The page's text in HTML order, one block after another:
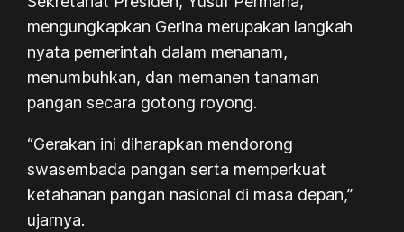
mengungkapkan Gerina merupakan langkah
nyata pemerintah dalam menanam,
menumbuhkan, dan memanen tanaman
pangan secara gotong royong.
“Gerakan ini diharapkan mendorong
swasembada pangan serta memperkuat
ketahanan pangan nasional di masa depan,”
ujarnya.